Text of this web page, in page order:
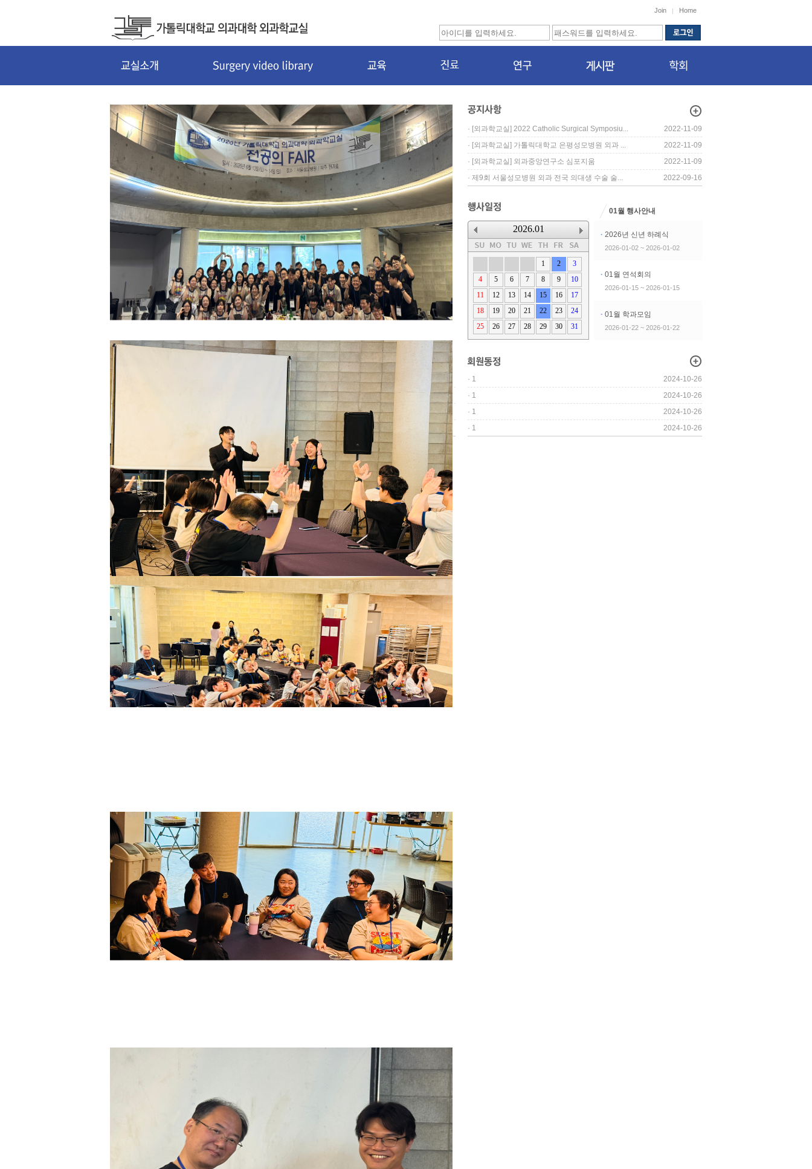
Join | Home
· [외과학교실] 2022 Catholic Surgical Symposiu...
2022-11-09
· [외과학교실] 가톨릭대학교 은평성모병원 외과 ...
2022-11-09
· [외과학교실] 외과중앙연구소 심포지움
2022-11-09
· 제9회 서울성모병원 외과 전국 의대생 수술 술... 2022-09-16
2026.01
1 2
3
4
5 6 7 8 9
10
11
12 13 14 15 16
17
18
19 20 21 22 23
24
25
26 27 28 29 30 31
01월 행사안내
· 2026년 신년 하례식
2026-01-02 ~ 2026-01-02
· 01월 연석회의
2026-01-15 ~ 2026-01-15
· 01월 학과모임
2026-01-22 ~ 2026-01-22
· 1
2024-10-26
· 1
2024-10-26
· 1
2024-10-26
· 1 2024-10-26